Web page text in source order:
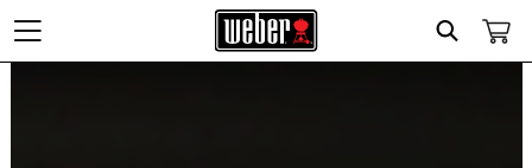
Search